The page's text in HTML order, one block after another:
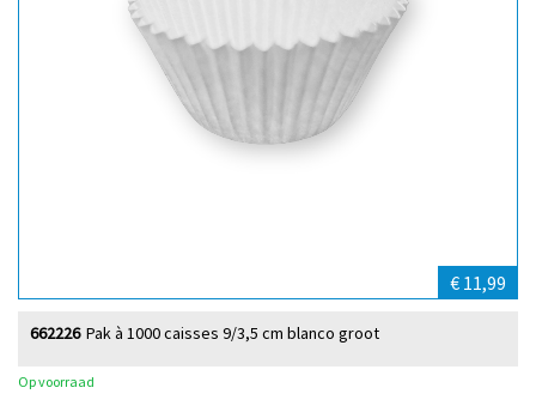
€ 11,99
Pak à 1000 caisses 9/3,5 cm blanco groot
662226
Op voorraad